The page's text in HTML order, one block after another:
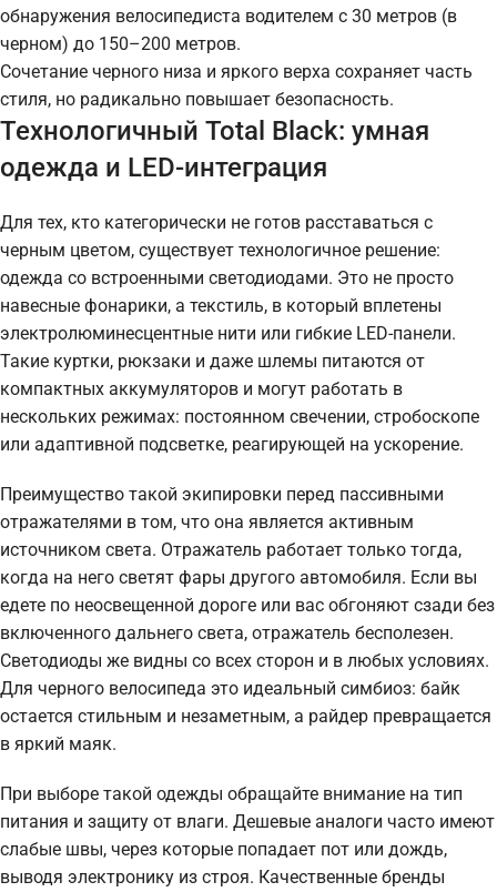
обнаружения велосипедиста водителем с 30 метров (в
черном) до 150–200 метров.
Сочетание черного низа и яркого верха сохраняет часть
стиля, но радикально повышает безопасность.
Технологичный Total Black: умная
одежда и LED-интеграция
Для тех, кто категорически не готов расставаться с
черным цветом, существует технологичное решение:
одежда со встроенными светодиодами. Это не просто
навесные фонарики, а текстиль, в который вплетены
электролюминесцентные нити или гибкие LED-панели.
Такие куртки, рюкзаки и даже шлемы питаются от
компактных аккумуляторов и могут работать в
нескольких режимах: постоянном свечении, стробоскопе
или адаптивной подсветке, реагирующей на ускорение.
Преимущество такой экипировки перед пассивными
отражателями в том, что она является активным
источником света. Отражатель работает только тогда,
когда на него светят фары другого автомобиля. Если вы
едете по неосвещенной дороге или вас обгоняют сзади без
включенного дальнего света, отражатель бесполезен.
Светодиоды же видны со всех сторон и в любых условиях.
Для черного велосипеда это идеальный симбиоз: байк
остается стильным и незаметным, а райдер превращается
в яркий маяк.
При выборе такой одежды обращайте внимание на тип
питания и защиту от влаги. Дешевые аналоги часто имеют
слабые швы, через которые попадает пот или дождь,
выводя электронику из строя. Качественные бренды